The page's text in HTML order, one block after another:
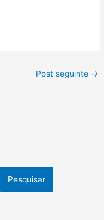
Post seguinte →
Pesquisar